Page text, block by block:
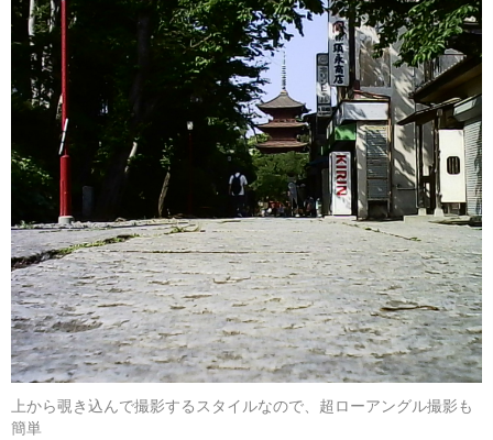
上から覗き込んで撮影するスタイルなので、超ローアングル撮影も
簡単